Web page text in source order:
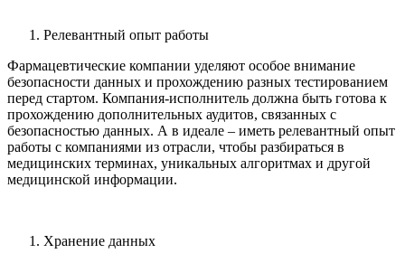
Релевантный опыт работы
Фармацевтические компании уделяют особое внимание
безопасности данных и прохождению разных тестированием
перед стартом. Компания-исполнитель должна быть готова к
прохождению дополнительных аудитов, связанных с
безопасностью данных. А в идеале – иметь релевантный опыт
работы с компаниями из отрасли, чтобы разбираться в
медицинских терминах, уникальных алгоритмах и другой
медицинской информации.
Хранение данных